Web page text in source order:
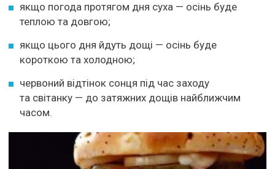
якщо погода протягом дня суха — осінь буде
теплою та довгою;
якщо цього дня йдуть дощі — осінь буде
короткою та холодною;
червоний відтінок сонця під час заходу
та світанку — до затяжних дощів найближчим
часом.